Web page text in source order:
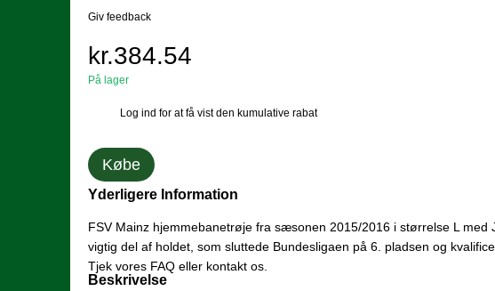
Giv feedback
kr.384.54
På lager
Log ind for at få vist den kumulative rabat
Købe
Yderligere Information
FSV Mainz hjemmebanetrøje fra sæsonen 2015/2016 i størrelse L med
vigtig del af holdet, som sluttede Bundesligaen på 6. pladsen og
Tjek vores FAQ eller kontakt os.
Beskrivelse